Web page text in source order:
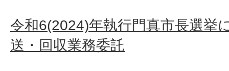
令和6(2024)年執行門真市長選挙
送・回収業務委託